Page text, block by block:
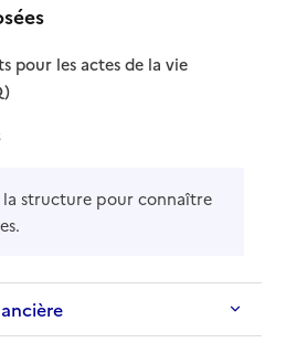
pour les actes de la vie
disponible
structure pour connaître